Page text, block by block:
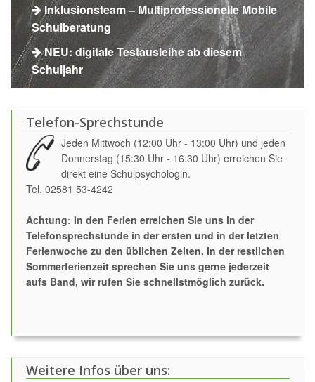
Inklusionsteam – Multiprofessionelle Mobile
Schulberatung
NEU: digitale Testausleihe ab diesem
Schuljahr
Telefon-Sprechstunde
Jeden Mittwoch (12:00 Uhr - 13:00 Uhr) und jeden
Donnerstag (15:30 Uhr - 16:30 Uhr) erreichen Sie
direkt eine Schulpsychologin.
Tel. 02581 53-4242
Achtung: In den Ferien erreichen Sie uns in der
Telefonsprechstunde in der ersten und in der letzten
Ferienwoche zu den üblichen Zeiten. In der restlichen
Sommerferienzeit sprechen Sie uns gerne jederzeit
aufs Band, wir rufen Sie schnellstmöglich zurück.
Weitere Infos über uns: